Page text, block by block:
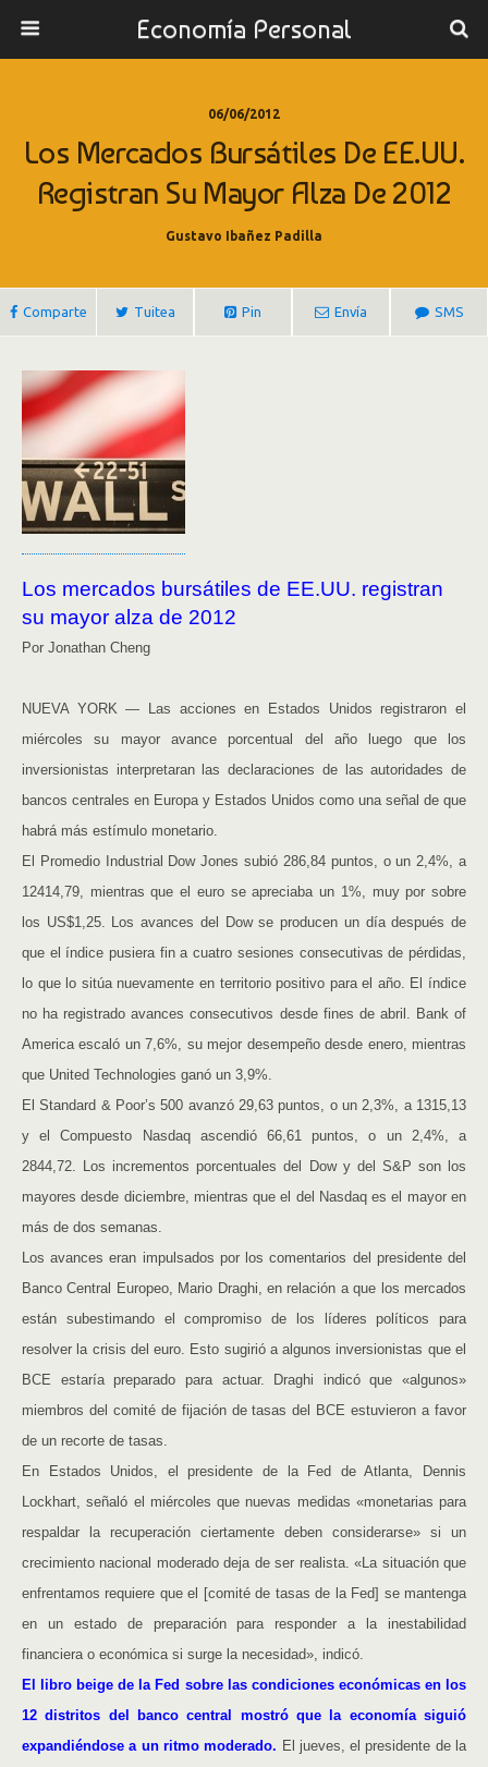
Economía Personal
06/06/2012
Los Mercados Bursátiles De EE.UU.
Registran Su Mayor Alza De 2012
Gustavo Ibañez Padilla
Comparte Tuitea Pin Envía SMS
Los mercados bursátiles de EE.UU. registran
su mayor alza de 2012
Por Jonathan Cheng
NUEVA YORK — Las acciones en Estados Unidos registraron el
miércoles su mayor avance porcentual del año luego que los
inversionistas interpretaran las declaraciones de las autoridades de
bancos centrales en Europa y Estados Unidos como una señal de que
habrá más estímulo monetario.
El Promedio Industrial Dow Jones subió 286,84 puntos, o un 2,4%, a
12414,79, mientras que el euro se apreciaba un 1%, muy por sobre
los US$1,25. Los avances del Dow se producen un día después de
que el índice pusiera fin a cuatro sesiones consecutivas de pérdidas,
lo que lo sitúa nuevamente en territorio positivo para el año. El índice
no ha registrado avances consecutivos desde fines de abril. Bank of
America escaló un 7,6%, su mejor desempeño desde enero, mientras
que United Technologies ganó un 3,9%.
El Standard & Poor’s 500 avanzó 29,63 puntos, o un 2,3%, a 1315,13
y el Compuesto Nasdaq ascendió 66,61 puntos, o un 2,4%, a
2844,72. Los incrementos porcentuales del Dow y del S&P son los
mayores desde diciembre, mientras que el del Nasdaq es el mayor en
más de dos semanas.
Los avances eran impulsados por los comentarios del presidente del
Banco Central Europeo, Mario Draghi, en relación a que los mercados
están subestimando el compromiso de los líderes políticos para
resolver la crisis del euro. Esto sugirió a algunos inversionistas que el
BCE estaría preparado para actuar. Draghi indicó que «algunos»
miembros del comité de fijación de tasas del BCE estuvieron a favor
de un recorte de tasas.
En Estados Unidos, el presidente de la Fed de Atlanta, Dennis
Lockhart, señaló el miércoles que nuevas medidas «monetarias para
respaldar la recuperación ciertamente deben considerarse» si un
crecimiento nacional moderado deja de ser realista. «La situación que
enfrentamos requiere que el [comité de tasas de la Fed] se mantenga
en un estado de preparación para responder a la inestabilidad
financiera o económica si surge la necesidad», indicó.
El libro beige de la Fed sobre las condiciones económicas en los
12 distritos del banco central mostró que la economía siguió
expandiéndose a un ritmo moderado. El jueves, el presidente de la